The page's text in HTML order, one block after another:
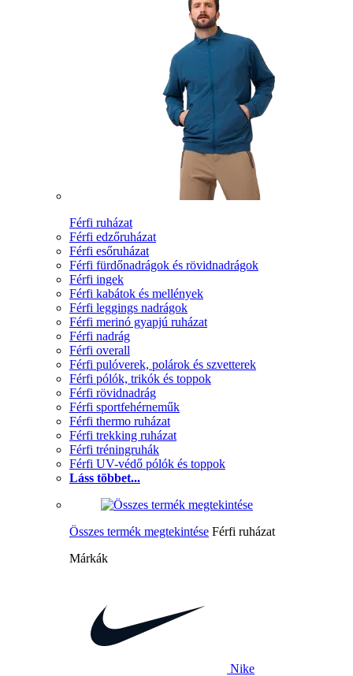
Férfi ruházat
Férfi edzőruházat
Férfi esőruházat
Férfi fürdőnadrágok és rövidnadrágok
Férfi ingek
Férfi kabátok és mellények
Férfi leggings nadrágok
Férfi merinó gyapjú ruházat
Férfi nadrág
Férfi overall
Férfi pulóverek, polárok és szvetterek
Férfi pólók, trikók és toppok
Férfi rövidnadrág
Férfi sportfehérneműk
Férfi thermo ruházat
Férfi trekking ruházat
Férfi tréningruhák
Férfi UV-védő pólók és toppok
Láss többet...
Összes termék megtekintése Férfi ruházat
Márkák
Nike